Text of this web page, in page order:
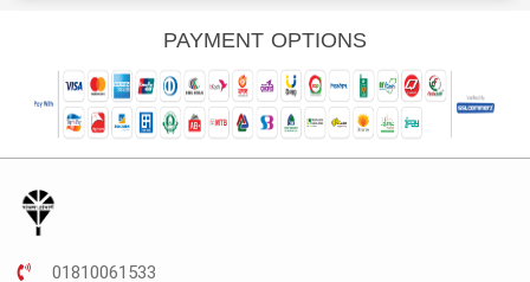
was:
TK.225.
is:
TK.169.
was:
is:
PAYMENT OPTIONS
01810061533